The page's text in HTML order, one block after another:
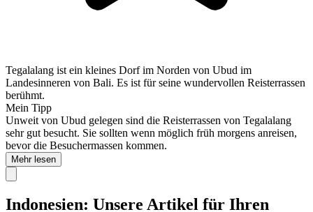
Tegalalang ist ein kleines Dorf im Norden von Ubud im
Landesinneren von Bali. Es ist für seine wundervollen Reisterrassen
berühmt.
Mein Tipp
Unweit von Ubud gelegen sind die Reisterrassen von Tegalalang
sehr gut besucht. Sie sollten wenn möglich früh morgens anreisen,
bevor die Besuchermassen kommen.
Mehr lesen
Indonesien: Unsere Artikel für Ihren